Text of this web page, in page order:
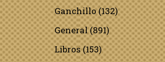
Ganchillo(132)
General(891)
Libros(153)